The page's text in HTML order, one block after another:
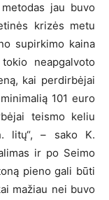
jau buvo
krizės metu
supirkimo kaina
neapgalvoto
kai perdirbėjai
101 euro
teismo keliu
litų“, – sako K.
ir po Seimo
pieno gali būti
mažiau nei buvo